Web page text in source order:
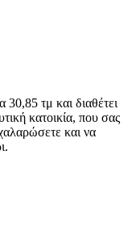
30,85 τμ και διαθέτει
κατοικία, που σας
και να